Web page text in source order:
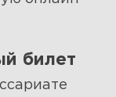
билет